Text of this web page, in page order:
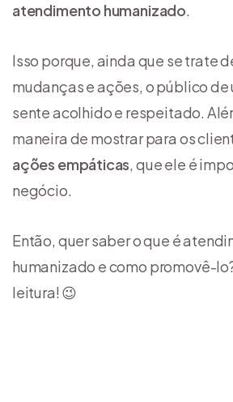
atendimento humanizado.
Isso porque, ainda que se trate
mudanças e ações, o público de
sente acolhido e respeitado.
maneira de mostrar para os
ações empáticas, que ele é
negócio.
Então, quer saber o que é
humanizado e como promovê-
leitura! 😉